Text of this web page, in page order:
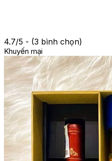
4.7/5 - (3 bình chọn)
Khuyến mại